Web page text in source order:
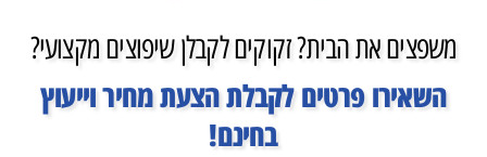
משפצים את הבית? זקוקים לקבלן שיפוצים מקצועי?
השאירו פרטים לקבלת הצעת מחיר וייעוץ
בחינם!